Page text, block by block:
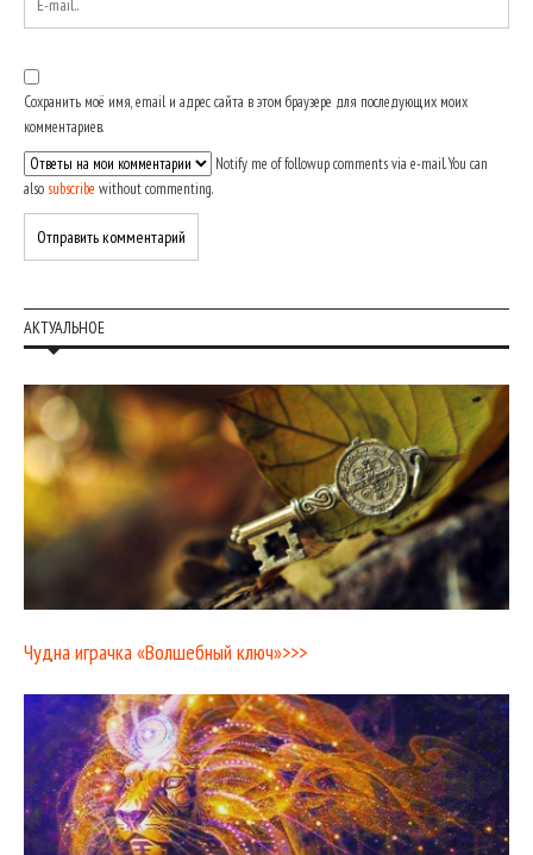
Сохранить моё имя, email и адрес сайта в этом браузере для последующих моих
комментариев.
Notify me of followup comments via e-mail. You can
also subscribe without commenting.
АКТУАЛЬНОЕ
Чудна играчка «Волшебный ключ»>>>